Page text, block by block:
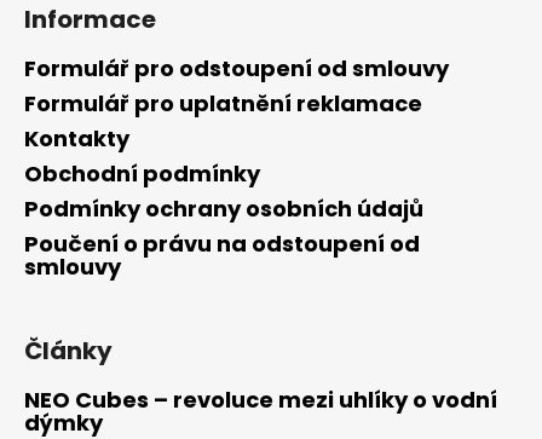
Informace
Formulář pro odstoupení od smlouvy
Formulář pro uplatnění reklamace
Kontakty
Obchodní podmínky
Podmínky ochrany osobních údajů
Poučení o právu na odstoupení od
smlouvy
Články
NEO Cubes – revoluce mezi uhlíky o vodní
dýmky